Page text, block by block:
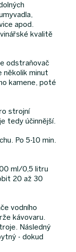
apod.
kvalitě
odstraňovač
několik minut
kamene, poté
strojní
tedy účinnější.
Po 5-10 min.
ml/0,5 litru
20 až 30
vodního
kávovaru.
Následný
- dokud